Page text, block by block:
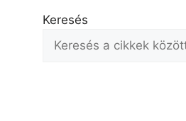
Keresés